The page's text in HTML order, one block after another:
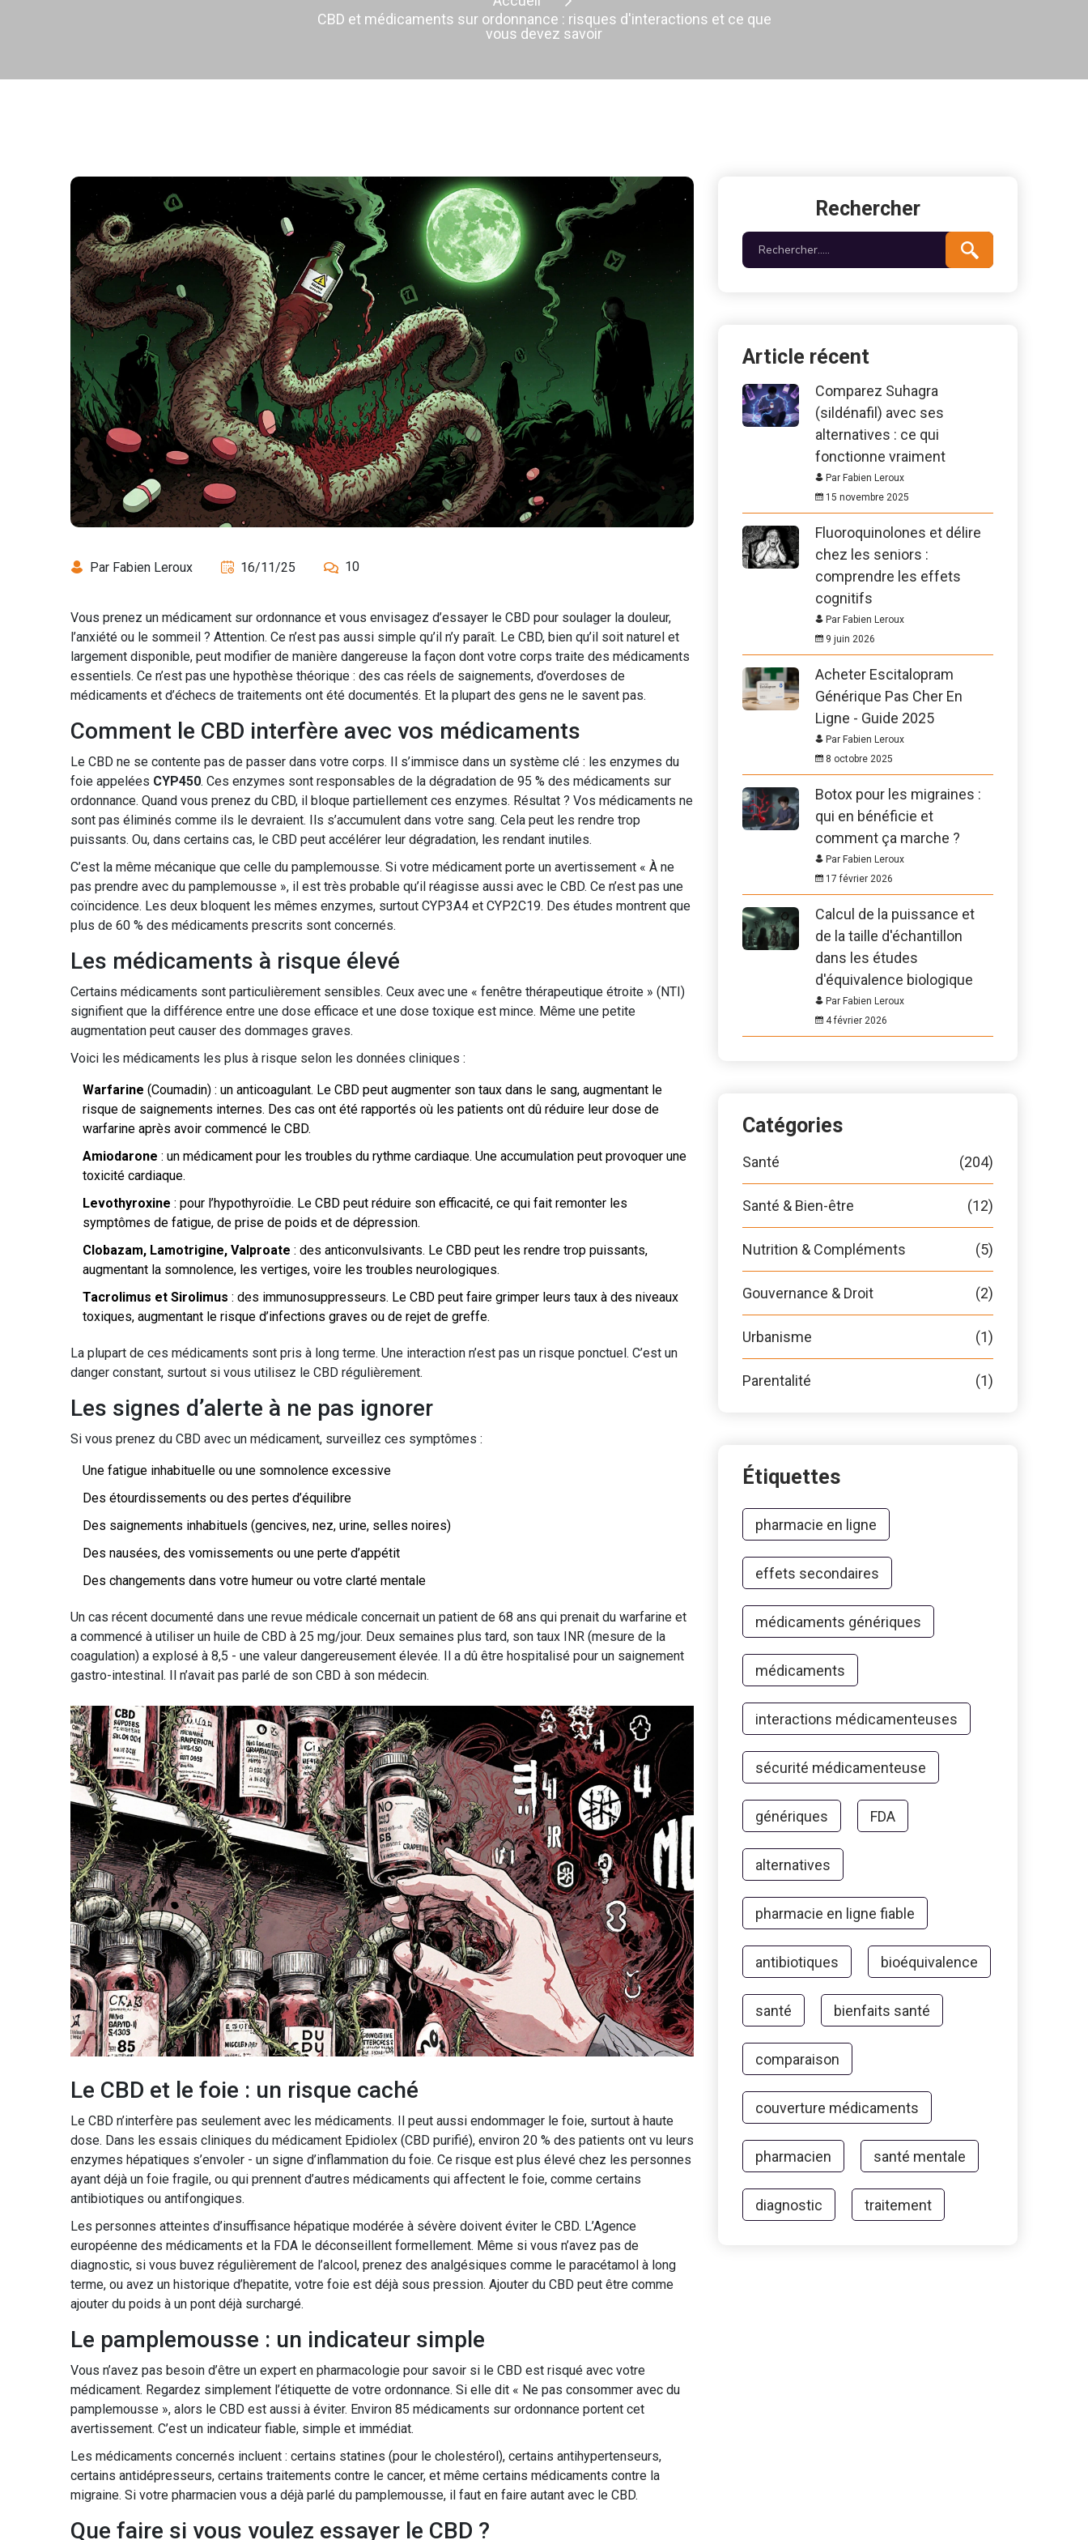
CBD et médicaments sur ordonnance : risques d'interactions et ce que
vous devez savoir
Par Fabien Leroux 16/11/25 10
Vous prenez un médicament sur ordonnance et vous envisagez d’essayer le CBD pour soulager la douleur,
l’anxiété ou le sommeil ? Attention. Ce n’est pas aussi simple qu’il n’y paraît. Le CBD, bien qu’il soit naturel et
largement disponible, peut modifier de manière dangereuse la façon dont votre corps traite des médicaments
essentiels. Ce n’est pas une hypothèse théorique : des cas réels de saignements, d’overdoses de
médicaments et d’échecs de traitements ont été documentés. Et la plupart des gens ne le savent pas.
Comment le CBD interfère avec vos médicaments
Le CBD ne se contente pas de passer dans votre corps. Il s’immisce dans un système clé : les enzymes du
foie appelées CYP450. Ces enzymes sont responsables de la dégradation de 95 % des médicaments sur
ordonnance. Quand vous prenez du CBD, il bloque partiellement ces enzymes. Résultat ? Vos médicaments ne
sont pas éliminés comme ils le devraient. Ils s’accumulent dans votre sang. Cela peut les rendre trop
puissants. Ou, dans certains cas, le CBD peut accélérer leur dégradation, les rendant inutiles.
C’est la même mécanique que celle du pamplemousse. Si votre médicament porte un avertissement « À ne
pas prendre avec du pamplemousse », il est très probable qu’il réagisse aussi avec le CBD. Ce n’est pas une
coïncidence. Les deux bloquent les mêmes enzymes, surtout CYP3A4 et CYP2C19. Des études montrent que
plus de 60 % des médicaments prescrits sont concernés.
Les médicaments à risque élevé
Certains médicaments sont particulièrement sensibles. Ceux avec une « fenêtre thérapeutique étroite » (NTI)
signifient que la différence entre une dose efficace et une dose toxique est mince. Même une petite
augmentation peut causer des dommages graves.
Voici les médicaments les plus à risque selon les données cliniques :
Warfarine (Coumadin) : un anticoagulant. Le CBD peut augmenter son taux dans le sang, augmentant le
risque de saignements internes. Des cas ont été rapportés où les patients ont dû réduire leur dose de
warfarine après avoir commencé le CBD.
Amiodarone : un médicament pour les troubles du rythme cardiaque. Une accumulation peut provoquer une
toxicité cardiaque.
Levothyroxine : pour l’hypothyroïdie. Le CBD peut réduire son efficacité, ce qui fait remonter les
symptômes de fatigue, de prise de poids et de dépression.
Clobazam, Lamotrigine, Valproate : des anticonvulsivants. Le CBD peut les rendre trop puissants,
augmentant la somnolence, les vertiges, voire les troubles neurologiques.
Tacrolimus et Sirolimus : des immunosuppresseurs. Le CBD peut faire grimper leurs taux à des niveaux
toxiques, augmentant le risque d’infections graves ou de rejet de greffe.
La plupart de ces médicaments sont pris à long terme. Une interaction n’est pas un risque ponctuel. C’est un
danger constant, surtout si vous utilisez le CBD régulièrement.
Les signes d’alerte à ne pas ignorer
Si vous prenez du CBD avec un médicament, surveillez ces symptômes :
Une fatigue inhabituelle ou une somnolence excessive
Des étourdissements ou des pertes d’équilibre
Des saignements inhabituels (gencives, nez, urine, selles noires)
Des nausées, des vomissements ou une perte d’appétit
Des changements dans votre humeur ou votre clarté mentale
Un cas récent documenté dans une revue médicale concernait un patient de 68 ans qui prenait du warfarine et
a commencé à utiliser un huile de CBD à 25 mg/jour. Deux semaines plus tard, son taux INR (mesure de la
coagulation) a explosé à 8,5 - une valeur dangereusement élevée. Il a dû être hospitalisé pour un saignement
gastro-intestinal. Il n’avait pas parlé de son CBD à son médecin.
Le CBD et le foie : un risque caché
Le CBD n’interfère pas seulement avec les médicaments. Il peut aussi endommager le foie, surtout à haute
dose. Dans les essais cliniques du médicament Epidiolex (CBD purifié), environ 20 % des patients ont vu leurs
enzymes hépatiques s’envoler - un signe d’inflammation du foie. Ce risque est plus élevé chez les personnes
ayant déjà un foie fragile, ou qui prennent d’autres médicaments qui affectent le foie, comme certains
antibiotiques ou antifongiques.
Les personnes atteintes d’insuffisance hépatique modérée à sévère doivent éviter le CBD. L’Agence
européenne des médicaments et la FDA le déconseillent formellement. Même si vous n’avez pas de
diagnostic, si vous buvez régulièrement de l’alcool, prenez des analgésiques comme le paracétamol à long
terme, ou avez un historique d’hepatite, votre foie est déjà sous pression. Ajouter du CBD peut être comme
ajouter du poids à un pont déjà surchargé.
Le pamplemousse : un indicateur simple
Vous n’avez pas besoin d’être un expert en pharmacologie pour savoir si le CBD est risqué avec votre
médicament. Regardez simplement l’étiquette de votre ordonnance. Si elle dit « Ne pas consommer avec du
pamplemousse », alors le CBD est aussi à éviter. Environ 85 médicaments sur ordonnance portent cet
avertissement. C’est un indicateur fiable, simple et immédiat.
Les médicaments concernés incluent : certains statines (pour le cholestérol), certains antihypertenseurs,
certains antidépresseurs, certains traitements contre le cancer, et même certains médicaments contre la
migraine. Si votre pharmacien vous a déjà parlé du pamplemousse, il faut en faire autant avec le CBD.
Que faire si vous voulez essayer le CBD ?
Rechercher
Article récent
Comparez Suhagra
(sildénafil) avec ses
alternatives : ce qui
fonctionne vraiment
Par Fabien Leroux
15 novembre 2025
Fluoroquinolones et délire
chez les seniors :
comprendre les effets
cognitifs
Par Fabien Leroux
9 juin 2026
Acheter Escitalopram
Générique Pas Cher En
Ligne - Guide 2025
Par Fabien Leroux
8 octobre 2025
Botox pour les migraines :
qui en bénéficie et
comment ça marche ?
Par Fabien Leroux
17 février 2026
Calcul de la puissance et
de la taille d'échantillon
dans les études
d'équivalence biologique
Par Fabien Leroux
4 février 2026
Catégories
Santé (204)
Santé & Bien-être (12)
Nutrition & Compléments (5)
Gouvernance & Droit (2)
Urbanisme (1)
Parentalité (1)
Étiquettes
pharmacie en ligne
effets secondaires
médicaments génériques
médicaments
interactions médicamenteuses
sécurité médicamenteuse
génériques FDA
alternatives
pharmacie en ligne fiable
antibiotiques bioéquivalence
santé bienfaits santé
comparaison
couverture médicaments
pharmacien santé mentale
diagnostic traitement